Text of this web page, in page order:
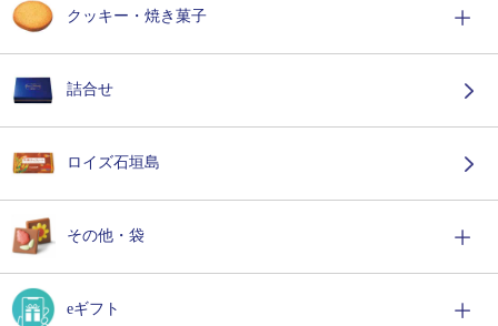
クッキー・焼き菓子
詰合せ
ロイズ石垣島
その他・袋
eギフト